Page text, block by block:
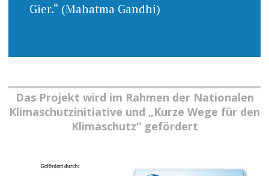
Gier.“ (Mahatma Gandhi)
Das Projekt wird im Rahmen der Nationalen
Klimaschutzinitiative und „Kurze Wege für den
Klimaschutz“ gefördert